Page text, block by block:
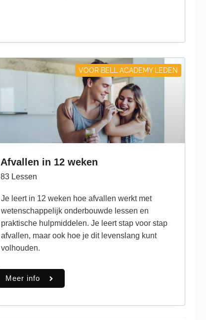
VOOR BELL ACADEMY LEDEN
Afvallen in 12 weken
83 Lessen
Je leert in 12 weken hoe afvallen werkt met
wetenschappelijk onderbouwde lessen en
praktische hulpmiddelen. Je leert stap voor stap
afvallen, maar ook hoe je dit levenslang kunt
volhouden.
Meer info